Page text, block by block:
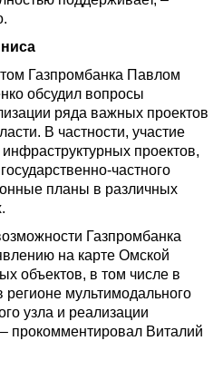
Газпромбанка Павлом
обсудил вопросы
ряда важных проектов
В частности, участие
проектов,
частного
планы в различных
Газпромбанка
на карте Омской
объектов, в том числе в
регионе мультимодального
узла и реализации
прокомментировал Виталий